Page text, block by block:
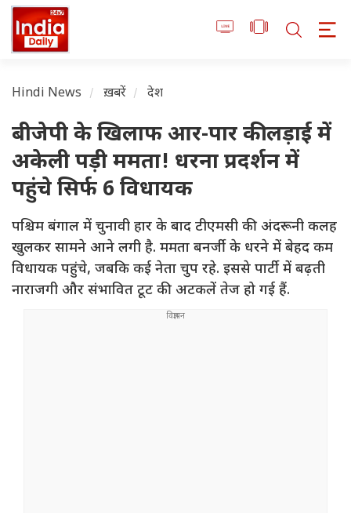
Hindi News ख़बरें देश
बीजेपी के खिलाफ आर-पार की लड़ाई में
अकेली पड़ी ममता! धरना प्रदर्शन में
पहुंचे सिर्फ 6 विधायक
पश्चिम बंगाल में चुनावी हार के बाद टीएमसी की अंदरूनी कलह
खुलकर सामने आने लगी है. ममता बनर्जी के धरने में बेहद कम
विधायक पहुंचे, जबकि कई नेता चुप रहे. इससे पार्टी में बढ़ती
नाराजगी और संभावित टूट की अटकलें तेज हो गई हैं.